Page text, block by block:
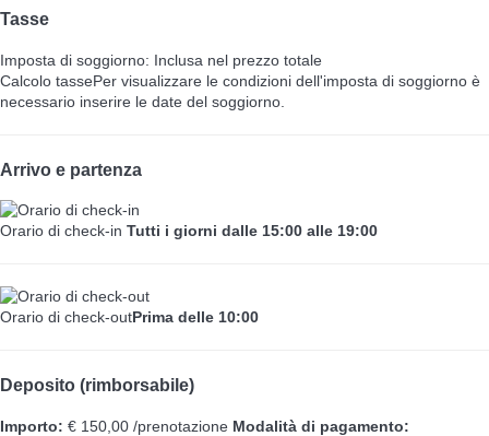
Tasse
Imposta di soggiorno: Inclusa nel prezzo totale
Calcolo tassePer visualizzare le condizioni dell'imposta di soggiorno è
necessario inserire le date del soggiorno.
Arrivo e partenza
Orario di check-in Tutti i giorni dalle 15:00 alle 19:00
Orario di check-outPrima delle 10:00
Deposito (rimborsabile)
Importo: € 150,00 /prenotazione Modalità di pagamento: